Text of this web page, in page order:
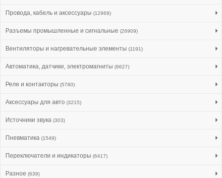
Провода, кабель и аксессуары (12969)
Разъемы промышленные и сигнальные (26909)
Вентиляторы и нагревательные элементы (1191)
Автоматика, датчики, электромагниты (9627)
Реле и контакторы (5780)
Аксессуары для авто (3215)
Источники звука (303)
Пневматика (1549)
Переключатели и индикаторы (6417)
Разное (639)